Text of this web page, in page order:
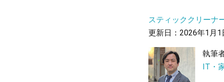
スティッククリーナ
更新日：2026年1月1
執筆
IT・